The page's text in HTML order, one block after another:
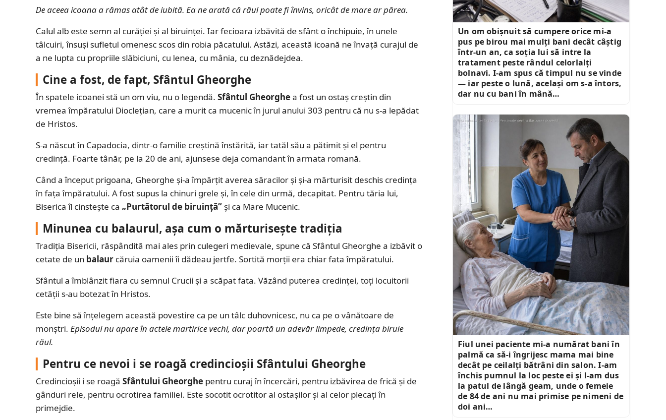
De aceea icoana a rămas atât de iubită. Ea ne arată că răul poate fi învins, oricât de mare ar părea.
Calul alb este semn al curăției și al biruinței. Iar fecioara izbăvită de sfânt o închipuie, în unele
tâlcuiri, însuși sufletul omenesc scos din robia păcatului. Astăzi, această icoană ne învață curajul de
a ne lupta cu propriile slăbiciuni, cu lenea, cu mânia, cu deznădejdea.
Cine a fost, de fapt, Sfântul Gheorghe
În spatele icoanei stă un om viu, nu o legendă. Sfântul Gheorghea fost un ostaș creștin din
vremea împăratului Dioclețian, care a murit ca mucenic în jurul anului 303 pentru că nu s-a lepădat
de Hristos.
S-a născut în Capadocia, dintr-o familie creștină înstărită, iar tatăl său a pătimit și el pentru
credință. Foarte tânăr, pe la 20 de ani, ajunsese deja comandant în armata romană.
Când a început prigoana, Gheorghe și-a împărțit averea săracilor și și-a mărturisit deschis credința
în fața împăratului. A fost supus la chinuri grele și, în cele din urmă, decapitat. Pentru tăria lui,
Biserica îl cinstește ca „Purtătorul de biruință”și ca Mare Mucenic.
Minunea cu balaurul, așa cum o mărturisește tradiția
Tradiția Bisericii, răspândită mai ales prin culegeri medievale, spune că Sfântul Gheorghe a izbăvit o
cetate de un balaur căruia oamenii îi dădeau jertfe. Sortită morții era chiar fata împăratului.
Sfântul a îmblânzit fiara cu semnul Crucii și a scăpat fata. Văzând puterea credinței, toți locuitorii
cetății s-au botezat în Hristos.
Este bine să înțelegem această povestire ca pe un tâlc duhovnicesc, nu ca pe o vânătoare de
monștri. Episodul nu apare în actele martirice vechi, dar poartă un adevăr limpede, credința biruie
răul.
Pentru ce nevoi i se roagă credincioșii Sfântului Gheorghe
Credincioșii i se roagă Sfântului Gheorghe pentru curaj în încercări, pentru izbăvirea de frică și de
gânduri rele, pentru ocrotirea familiei. Este socotit ocrotitor al ostașilor și al celor plecați în
primejdie.
Un om obișnuit să cumpere orice mi-a
pus pe birou mai mulți bani decât câștig
într-un an, ca soția lui să intre la
tratament peste rândul celorlalți
bolnavi. I-am spus că timpul nu se vinde
— iar peste o lună, același om s-a întors,
dar nu cu bani în mână…
Fiul unei paciente mi-a numărat bani în
palmă ca să-i îngrijesc mama mai bine
decât pe ceilalți bătrâni din salon. I-am
închis pumnul la loc peste ei și l-am dus
la patul de lângă geam, unde o femeie
de 84 de ani nu mai primise pe nimeni de
doi ani…